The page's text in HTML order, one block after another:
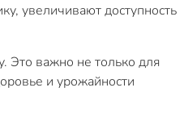
увеличивают доступность
Это важно не только для
и урожайности